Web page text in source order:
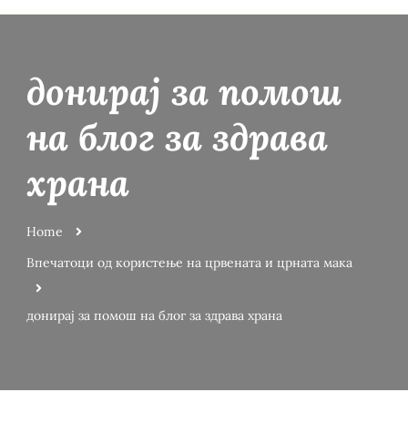
донирај за помош
на блог за здрава
храна
Home
Впечатоци од користење на црвената и црната мака
донирај за помош на блог за здрава храна